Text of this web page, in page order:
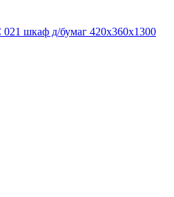
шкаф д/бумаг 420х360х1300